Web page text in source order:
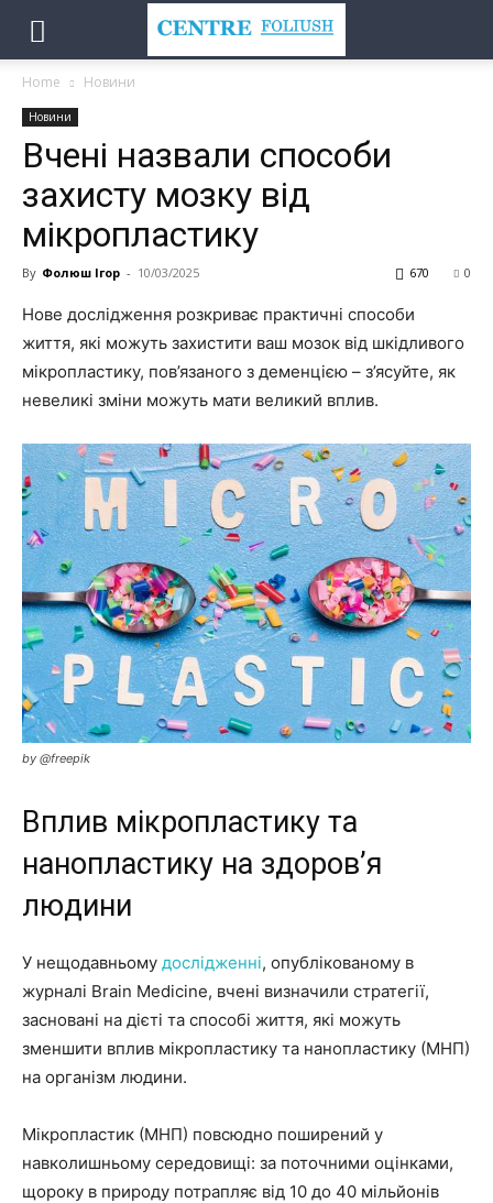
Home Новини
Новини
Вчені назвали способи
захисту мозку від
мікропластику
By Фолюш Ігор - 10/03/2025 0
670
Нове дослідження розкриває практичні способи
життя, які можуть захистити ваш мозок від шкідливого
мікропластику, пов’язаного з деменцією – з’ясуйте, як
невеликі зміни можуть мати великий вплив.
by @freepik
Вплив мікропластику та
нанопластику на здоров’я
людини
У нещодавньому дослідженні, опублікованому в
журналі Brain Medicine, вчені визначили стратегії,
засновані на дієті та способі життя, які можуть
зменшити вплив мікропластику та нанопластику (МНП)
на організм людини.
Мікропластик (МНП) повсюдно поширений у
навколишньому середовищі: за поточними оцінками,
щороку в природу потрапляє від 10 до 40 мільйонів